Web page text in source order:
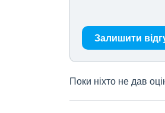
Залишити
Поки ніхто не дав